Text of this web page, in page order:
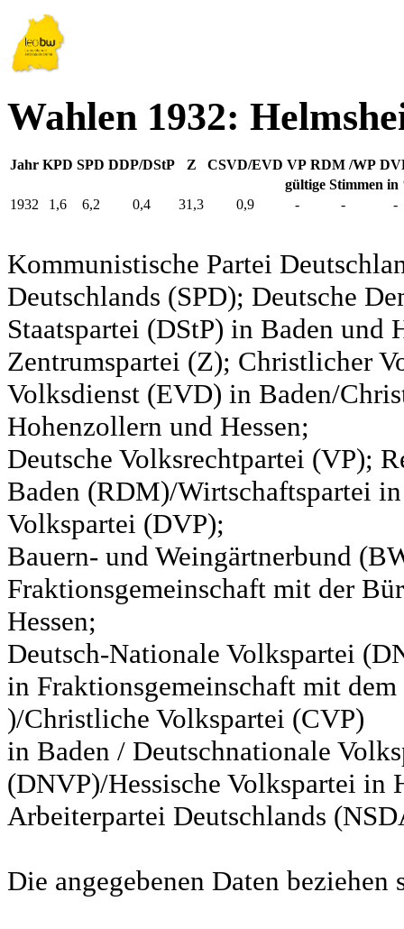
Wahlen 1932:
Jahr KPD SPD DDP/DStP Z CSVD/EVD VP RDM /WP
gültige Stimmen in
1932
1,6 6,2 0,4 31,3 0,9 - - -
Kommunistische Partei
Deutschlands (SPD); Deutsche
Staatspartei (DStP) in Baden und
Zentrumspartei (Z); Christlicher
Volksdienst (EVD) in Baden/
Hohenzollern und Hessen;
Deutsche Volksrechtpartei (VP);
Baden (RDM)/Wirtschaftspartei
Volkspartei (DVP);
Bauern- und Weingärtnerbund
Fraktionsgemeinschaft mit der
Hessen;
Deutsch-Nationale Volkspartei
in Fraktionsgemeinschaft mit
)/Christliche Volkspartei (CVP)
in Baden / Deutschnationale
(DNVP)/Hessische Volkspartei in
Arbeiterpartei Deutschlands
Die angegebenen Daten